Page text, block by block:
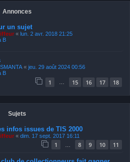
Annonces
un sujet
« lun. 2 avr. 2018 21:25
B
« jeu. 29 août 2024 00:56
B
1 15 16 17 18
Sujets
infos issues de TIS 2000
« dim. 17 sept. 2017 16:11
1 8 9 10 11